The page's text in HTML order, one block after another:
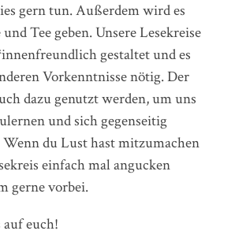
gern tun. Außerdem wird es
Tee geben. Unsere Lesekreise
gestaltet und es
Vorkenntnisse nötig. Der
dazu genutzt werden, um uns
und sich gegenseitig
Wenn du Lust hast mitzumachen
einfach mal angucken
gerne vorbei.
euch!